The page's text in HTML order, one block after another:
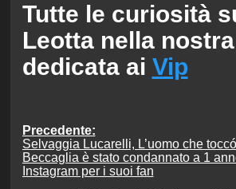
Tutte le curiosità
Leotta nella
dedicata ai Vip
Navigazione
articolo
Precedente:
Selvaggia Lucarelli, L’uomo che
Beccaglia è stato condannato a 1
Instagram per i suoi fan